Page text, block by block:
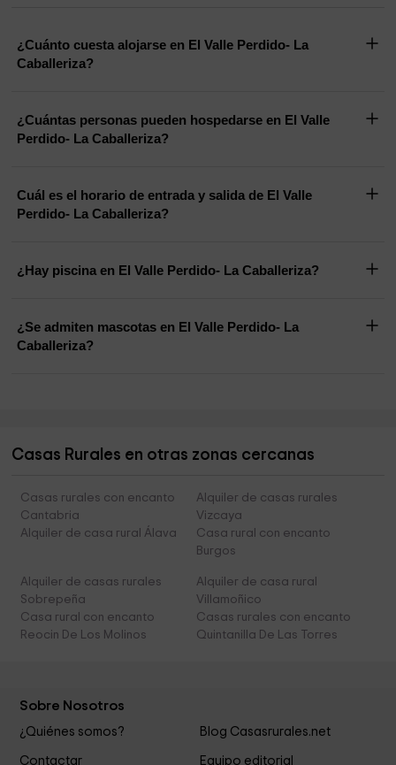
¿Cuánto cuesta alojarse en El Valle Perdido- La
Caballeriza?
¿Cuántas personas pueden hospedarse en El Valle
Perdido- La Caballeriza?
Cuál es el horario de entrada y salida de El Valle
Perdido- La Caballeriza?
¿Hay piscina en El Valle Perdido- La Caballeriza?
¿Se admiten mascotas en El Valle Perdido- La
Caballeriza?
Casas Rurales en otras zonas cercanas
Casas rurales con encanto
Cantabria
Alquiler de casas rurales
Vizcaya
Alquiler de casa rural Álava
Casa rural con encanto
Burgos
Alquiler de casas rurales
Sobrepeña
Alquiler de casa rural
Villamoñico
Casa rural con encanto
Reocin De Los Molinos
Casas rurales con encanto
Quintanilla De Las Torres
Sobre Nosotros
¿Quiénes somos? Blog Casasrurales.net
Contactar Equipo editorial